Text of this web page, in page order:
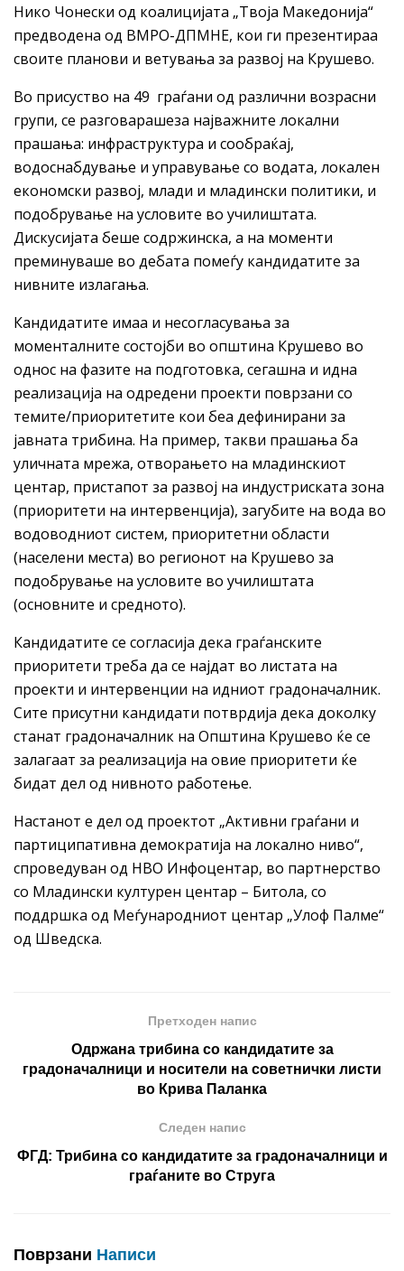
Нико Чонески од коалицијата „Твоја Македонија“
предводена од ВМРО-ДПМНЕ, кои ги презентираа
своите планови и ветувања за развој на Крушево.
Во присуство на 49 граѓани од различни возрасни
групи, се разговарашеза најважните локални
прашања: инфраструктура и сообраќај,
водоснабдување и управување со водата, локален
економски развој, млади и младински политики, и
подобрување на условите во училиштата.
Дискусијата беше содржинска, а на моменти
преминуваше во дебата помеѓу кандидатите за
нивните излагања.
Кандидатите имаа и несогласувања за
моменталните состојби во општина Крушево во
однос на фазите на подготовка, сегашна и идна
реализација на одредени проекти поврзани со
темите/приоритетите кои беа дефинирани за
јавната трибина. На пример, такви прашања ба
уличната мрежа, отворањето на младинскиот
центар, пристапот за развој на индустриската зона
(приоритети на интервенција), загубите на вода во
водоводниот систем, приоритетни области
(населени места) во регионот на Крушево за
подобрување на условите во училиштата
(основните и средното).
Кандидатите се согласија дека граѓанските
приоритети треба да се најдат во листата на
проекти и интервенции на идниот градоначалник.
Сите присутни кандидати потврдија дека доколку
станат градоначалник на Општина Крушево ќе се
залагаат за реализација на овие приоритети ќе
бидат дел од нивното работење.
Настанот е дел од проектот „Активни граѓани и
партиципативна демократија на локално ниво“,
спроведуван од НВО Инфоцентар, во партнерство
со Младински културен центар – Битола, со
поддршка од Меѓународниот центар „Улоф Палме“
од Шведска.
Претходен напис
Одржана трибина со кандидатите за
градоначалници и носители на советнички листи
во Крива Паланка
Следен напис
ФГД: Трибина со кандидатите за градоначалници и
граѓаните во Струга
Поврзани Написи